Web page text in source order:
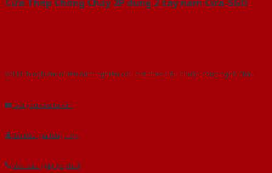
Với kinh nghiệm nhiêu năm nghiên cứu cửa theo tiêu chuẩn công nghệ Châu
Gửi yêu cầu tư vấn
Tải báo giá tổng hợp
Yêu cầu gọi lại (3 phút)